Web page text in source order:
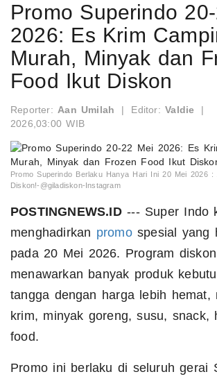
Promo Superindo
2026: Es Krim
Murah, Minyak dan
Food Ikut Diskon
Reporter:Aan Umilah | Editor:Valdie |
2026,03:00 WIB
Promo Superindo Berlaku Hanya Hari Ini 20 Mei 2026 :
Diskon!-@giladiskon-Instagram
POSTINGNEWS.ID--- Super Indo
menghadirkan promospesial yang
pada 20 Mei 2026. Program
menawarkan banyak produk
tangga dengan harga lebih hemat,
krim, minyak goreng, susu, snack,
food.
Promo ini berlaku di seluruh gerai